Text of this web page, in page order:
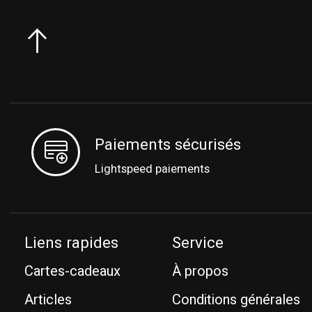
Paiements sécurisés
Lightspeed paiements
Liens rapides
Cartes-cadeaux
Articles
Service
À propos
Conditions générales